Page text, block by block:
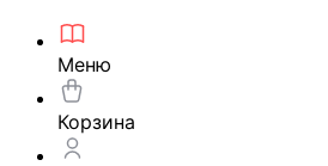
Меню
Корзина